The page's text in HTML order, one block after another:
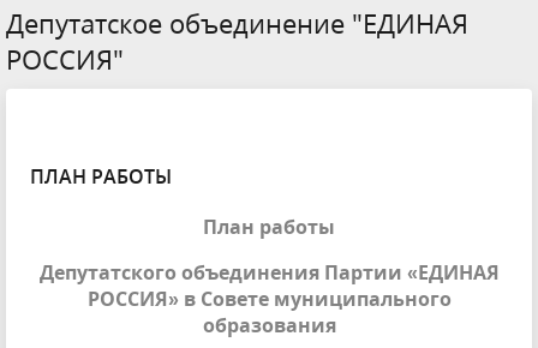
Депутатское объединение "ЕДИНАЯ
РОССИЯ"
ПЛАН РАБОТЫ
План работы
Депутатского объединения Партии «ЕДИНАЯ
РОССИЯ» в Совете муниципального
образования